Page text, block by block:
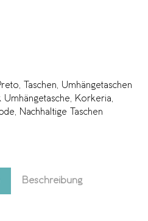
, Taschen, Umhängetaschen
Umhängetasche, Korkeria,
, Nachhaltige Taschen
Beschreibung